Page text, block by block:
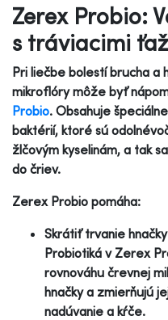
Zerex Probio:
s tráviacimi
Pri liečbe bolestí brucha a
mikroflóry môže byť
Probio. Obsahuje
baktérií, ktoré sú
žlčovým kyselinám, a tak
do čriev.
Zerex Probio pomáha:
Skrátiť trvanie
Probiotiká v Zerex
rovnováhu črevnej
hnačky a zmierňujú
nadúvanie a kŕče.